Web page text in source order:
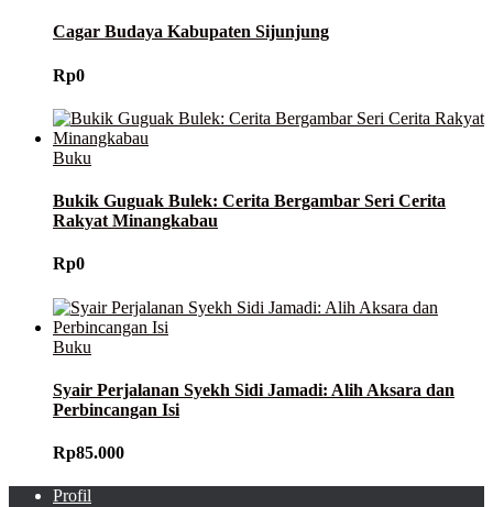
Cagar Budaya Kabupaten Sijunjung
Rp0
Buku
Bukik Guguak Bulek: Cerita Bergambar Seri Cerita
Rakyat Minangkabau
Rp0
Buku
Syair Perjalanan Syekh Sidi Jamadi: Alih Aksara dan
Perbincangan Isi
Rp85.000
Profil